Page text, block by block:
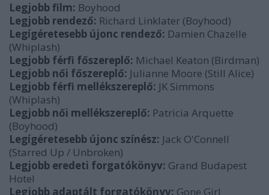
Legjobb film: Boyhood
Legjobb rendező: Richard Linklater (Boyhood)
Legígéretesebb újonc rendező: Damien Chazelle
(Whiplash)
Legjobb férfi főszereplő: Michael Keaton (Birdman)
Legjobb női főszereplő: Julianne Moore (Still Alice)
Legjobb férfi mellékszereplő: JK Simmons
(Whiplash)
Legjobb női mellékszereplő: Patricia Arquette
(Boyhood)
Legígéretesebb újonc színész: Jack O'Connell
(Starred Up / Unbroken)
Legjobb eredeti forgatókönyv: Grand Budapest
Hotel
Legjobb adaptált forgatókönyv: Gone Girl